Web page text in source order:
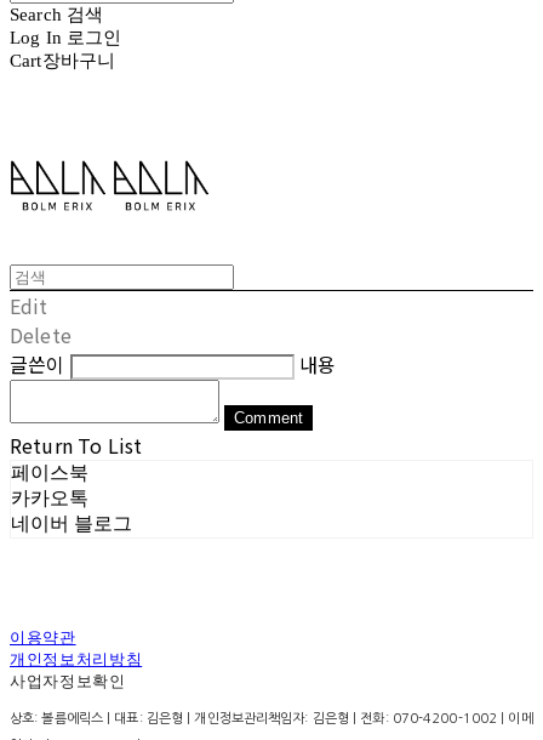
Search 검색
Log In 로그인
Cart장바구니
Edit
Delete
글쓴이
내용
Comment
Return To List
페이스북
카카오톡
네이버 블로그
이용약관
개인정보처리방침
사업자정보확인
상호: 볼름에릭스 | 대표: 김은형 | 개인정보관리책임자: 김은형 | 전화: 070-4200-1002 | 이메